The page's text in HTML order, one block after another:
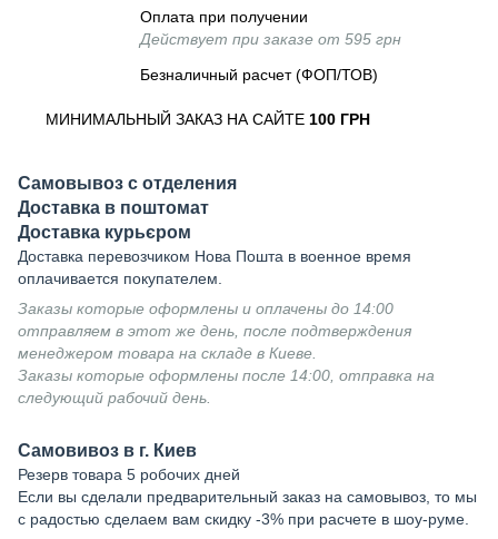
Оплата при получении
Действует при заказе от 595 грн
Безналичный расчет (ФОП/ТОВ)
МИНИМАЛЬНЫЙ ЗАКАЗ НА САЙТЕ 100 ГРН
Самовывоз с отделения
Доставка в поштомат
Доставка курьєром
Доставка перевозчиком Нова Пошта в военное время
оплачивается покупателем.
Заказы которые оформлены и оплачены до 14:00
отправляем в этот же день, после подтверждения
менеджером товара на складе в Киеве.
Заказы которые оформлены после 14:00, отправка на
следующий рабочий день.
Самовивоз в г. Киев
Резерв товара 5 робочих дней
Если вы сделали предварительный заказ на самовывоз, то мы
с радостью сделаем вам скидку -3% при расчете в шоу-руме.